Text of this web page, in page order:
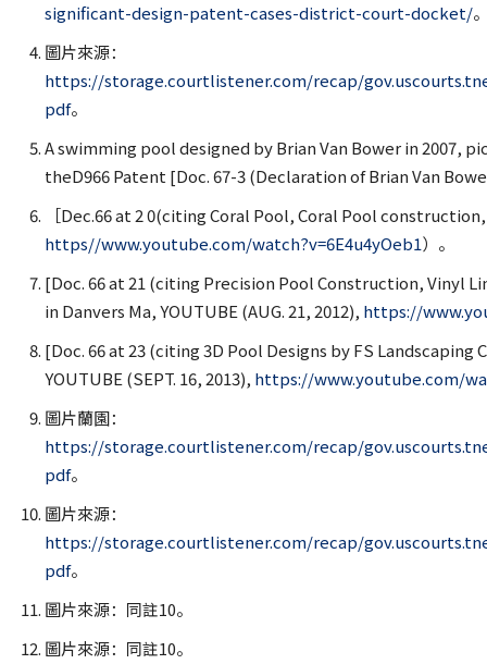
significant-design-patent-cases-district-court-docket/
圖片來源：
https://storage.courtlistener.com/recap/
pdf。
A swimming pool designed by Brian Van Bower in 2007,
theD966 Patent [Doc. 67-3 (Declaration of Brian Van
［Dec.66 at 2 0(citing Coral Pool, Coral Pool
https//www.youtube.com/watch?v=6E4u4yOeb1）。
[Doc. 66 at 21 (citing Precision Pool Construction, Vinyl
in Danvers Ma, YOUTUBE (AUG. 21, 2012), https://
[Doc. 66 at 23 (citing 3D Pool Designs by FS
YOUTUBE (SEPT. 16, 2013), https://www.youtube.com/
圖片蘭園：
https://storage.courtlistener.com/recap/
pdf。
圖片來源：
https://storage.courtlistener.com/recap/
pdf。
圖片來源：同註10。
圖片來源：同註10。